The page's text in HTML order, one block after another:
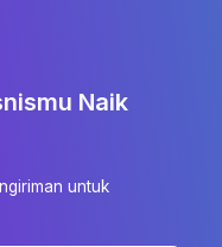
Naik
untuk